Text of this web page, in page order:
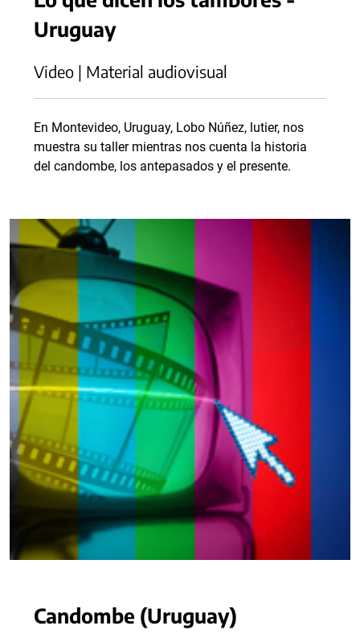
Uruguay
Video | Material audiovisual
En Montevideo, Uruguay, Lobo Núñez, lutier, nos
muestra su taller mientras nos cuenta la historia
del candombe, los antepasados y el presente.
Candombe (Uruguay)